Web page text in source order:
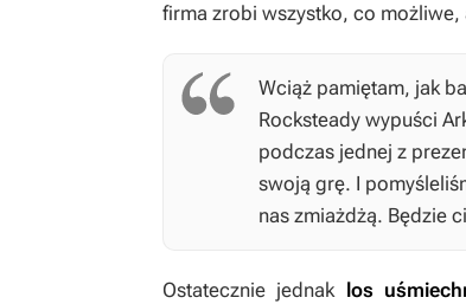
firma zrobi wszystko, co
Wciąż pamiętam, jak
Rocksteady wypuści
podczas jednej z
swoją grę. I
nas zmiażdżą. Będzie
Ostatecznie jednak los